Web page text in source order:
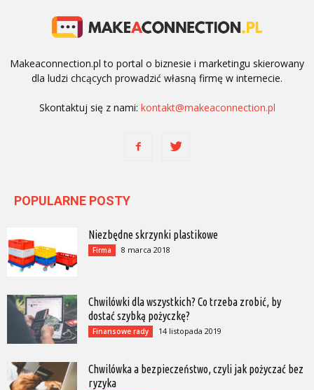
Makeaconnection.pl to portal o biznesie i marketingu skierowany
dla ludzi chcących prowadzić własną firmę w internecie.
Skontaktuj się z nami: kontakt@makeaconnection.pl
POPULARNE POSTY
Niezbędne skrzynki plastikowe
Firma 8 marca 2018
Chwilówki dla wszystkich? Co trzeba zrobić, by
dostać szybką pożyczkę?
Finansowe rady 14 listopada 2019
Chwilówka a bezpieczeństwo, czyli jak pożyczać bez
ryzyka